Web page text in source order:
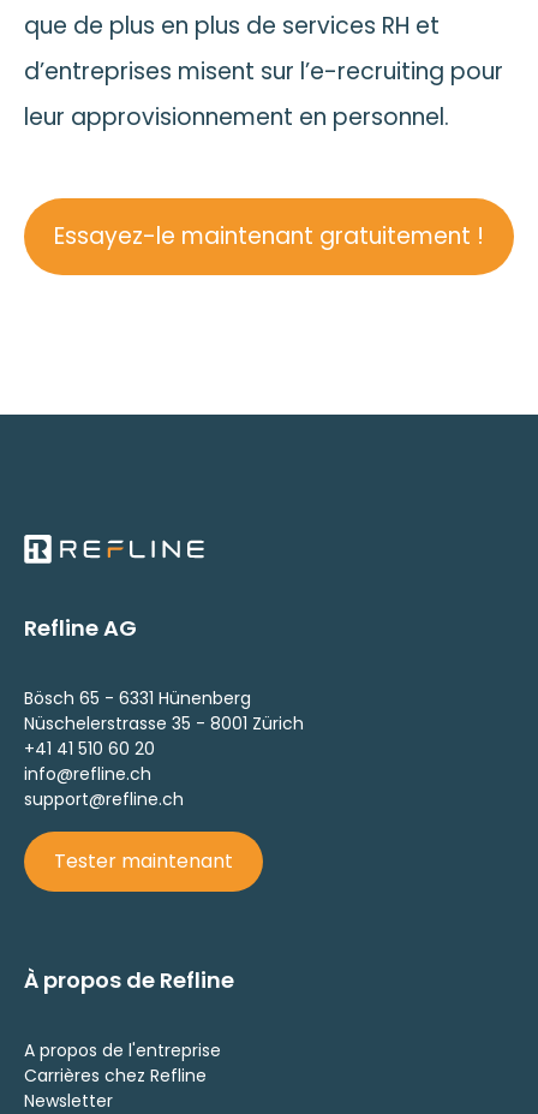
que de plus en plus de services RH et
d’entreprises misent sur l’e-recruiting pour
leur approvisionnement en personnel.
Essayez-le maintenant gratuitement !
Refline AG
Bösch 65 - 6331 Hünenberg
Nüschelerstrasse 35 - 8001 Zürich
+41 41 510 60 20
info@refline.ch
support@refline.ch
Tester maintenant
À propos de Refline
A propos de l'entreprise
Carrières chez Refline
Newsletter